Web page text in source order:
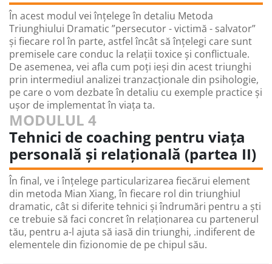
În acest modul vei înțelege în detaliu Metoda
Triunghiului Dramatic ”persecutor - victimă - salvator”
și fiecare rol în parte, astfel încât să înțelegi care sunt
premisele care conduc la relații toxice și conflictuale.
De asemenea, vei afla cum poți ieși din acest triunghi
prin intermediul analizei tranzacționale din psihologie,
pe care o vom dezbate în detaliu cu exemple practice și
ușor de implementat în viața ta.
MODULUL 4
Tehnici de coaching pentru viața
personală și relațională (partea II)
În final, ve i înțelege particularizarea fiecărui element
din metoda Mian Xiang, în fiecare rol din triunghiul
dramatic, cât si diferite tehnici și îndrumări pentru a ști
ce trebuie să faci concret în relaționarea cu partenerul
tău, pentru a-l ajuta să iasă din triunghi, .indiferent de
elementele din fizionomie de pe chipul său.